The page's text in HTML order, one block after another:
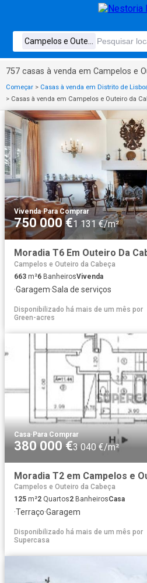
757 casas à venda em Campelos e
Começar > Casas à venda em Distrito de
> Casas à venda em Campelos e Outeiro da
Vivenda· Para Comprar
750 000 €1 131 €/m²
Campelos e Outeiro da Cabeça
663 m²6 BanheirosVivenda
·Garagem·Sala de serviços
Disponibilizado há mais de um mês por
Green-acres
Casa·Para Comprar
380 000 €3 040 €/m²
Moradia T2 em Campelos e
Campelos e Outeiro da Cabeça
125 m²2 Quartos2 BanheirosCasa
·Terraço·Garagem
Disponibilizado há mais de um mês por
Supercasa